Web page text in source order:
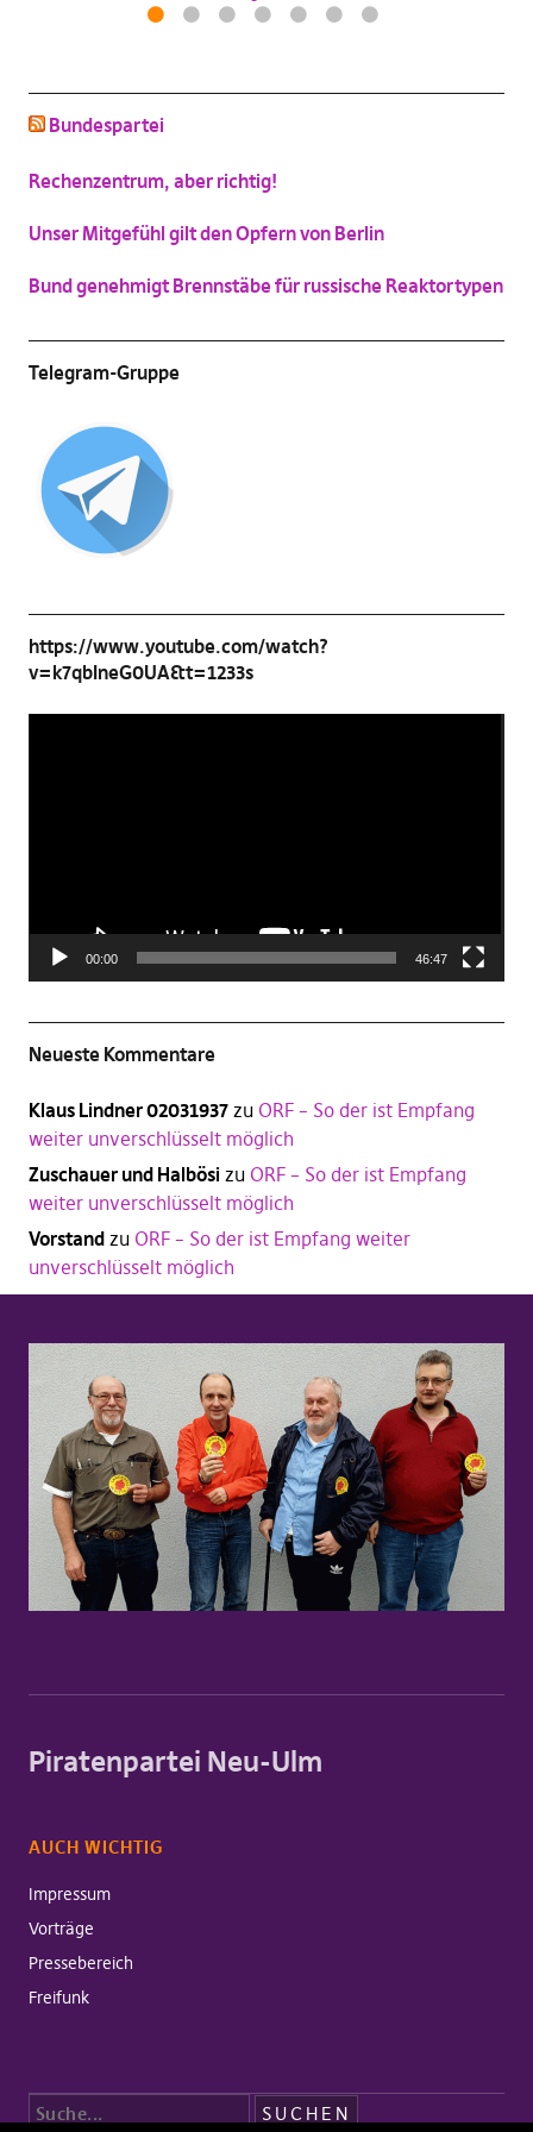
(Vergrößern)
1 2 3 4 5 6 7
Bundespartei
Rechenzentrum, aber richtig!
Unser Mitgefühl gilt den Opfern von Berlin
Bund genehmigt Brennstäbe für russische Reaktortypen
Telegram-Gruppe
https://www.youtube.com/watch?
v=k7qbIneG0UA&t=1233s
00:00 46:47
Neueste Kommentare
Klaus Lindner 02031937zu ORF – So der ist Empfang
weiter unverschlüsselt möglich
Zuschauer und Halbösi zu ORF – So der ist Empfang
weiter unverschlüsselt möglich
Vorstandzu ORF – So der ist Empfang weiter
unverschlüsselt möglich
Piratenpartei Neu-Ulm
AUCH WICHTIG
Impressum
Vorträge
Pressebereich
Freifunk